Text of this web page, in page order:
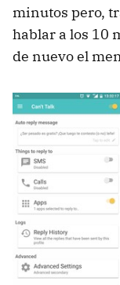
minutos pero,
hablar a los 10
de nuevo el